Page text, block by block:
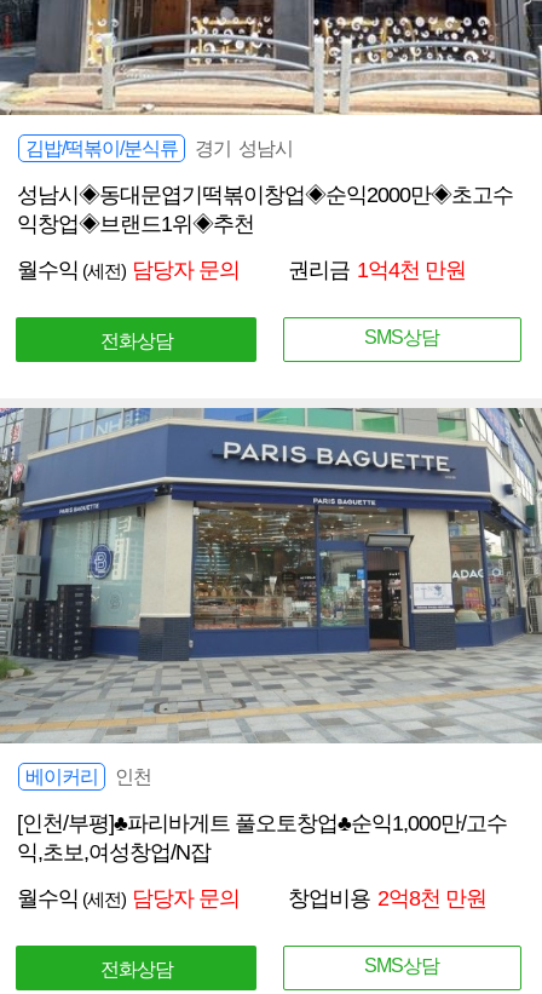
김밥/떡볶이/분식류 경기 성남시
성남시◈동대문엽기떡볶이창업◈순익2000만◈초고수
익창업◈브랜드1위◈추천
월수익 (세전) 담당자 문의 권리금 1억4천 만원
전화상담 SMS상담
베이커리 인천
[인천/부평]♣파리바게트 풀오토창업♣순익1,000만/고수
익,초보,여성창업/N잡
월수익 (세전) 담당자 문의 창업비용 2억8천 만원
전화상담 SMS상담